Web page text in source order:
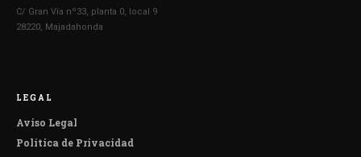
C/ Gran Vía nº33, planta 0, local 9
28220, Majadahonda
LEGAL
Aviso Legal
Política de Privacidad